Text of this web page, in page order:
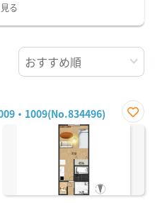
る
・1009(No.834496)
お気